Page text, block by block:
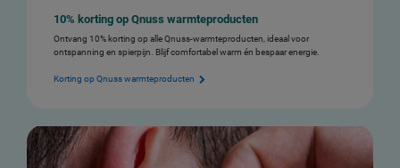
10% korting op Qnuss warmteproducten
Ontvang 10% korting op alle Qnuss-warmteproducten, ideaal voor
ontspanning en spierpijn. Blijf comfortabel warm én bespaar energie.
Korting op Qnuss warmteproducten